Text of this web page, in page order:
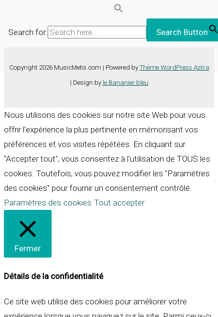
Search for: Search Button
Copyright 2026 MusicMetis.com | Powered by Thème WordPress Astra
| Design by le Bananier bleu
Nous utilisons des cookies sur notre site Web pour vous
offrir l'expérience la plus pertinente en mémorisant vos
préférences et vos visites répétées. En cliquant sur
"Accepter tout", vous consentez à l'utilisation de TOUS les
cookies. Toutefois, vous pouvez modifier les "Paramètres
des cookies" pour fournir un consentement contrôlé.
Paramètres des cookies Tout accepter
Fermer
Détails de la confidentialité
Ce site web utilise des cookies pour améliorer votre